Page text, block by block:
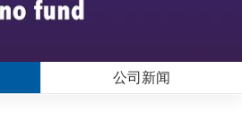
公司新闻